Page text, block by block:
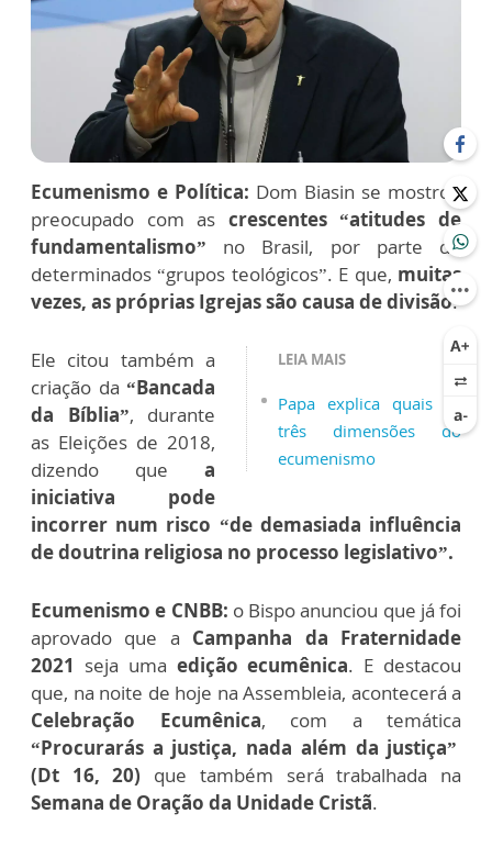
Ecumenismo e Política: Dom Biasin se mostrou
preocupado com as crescentes “atitudes de
fundamentalismo” no Brasil, por parte de
determinados “grupos teológicos”. E que, muitas
vezes, as próprias Igrejas são causa de divisão.
LEIA MAIS
Papa explica quais as
três dimensões do
ecumenismo
Ele citou também a
criação da “Bancada
da Bíblia”, durante
as Eleições de 2018,
dizendo que a
iniciativa pode
incorrer num risco “de demasiada influência
de doutrina religiosa no processo legislativo”.
Ecumenismo e CNBB: o Bispo anunciou que já foi
aprovado que a Campanha da Fraternidade
2021 seja uma edição ecumênica. E destacou
que, na noite de hoje na Assembleia, acontecerá a
Celebração Ecumênica, com a temática
“Procurarás a justiça, nada além da justiça”
(Dt 16, 20) que também será trabalhada na
Semana de Oração da Unidade Cristã.